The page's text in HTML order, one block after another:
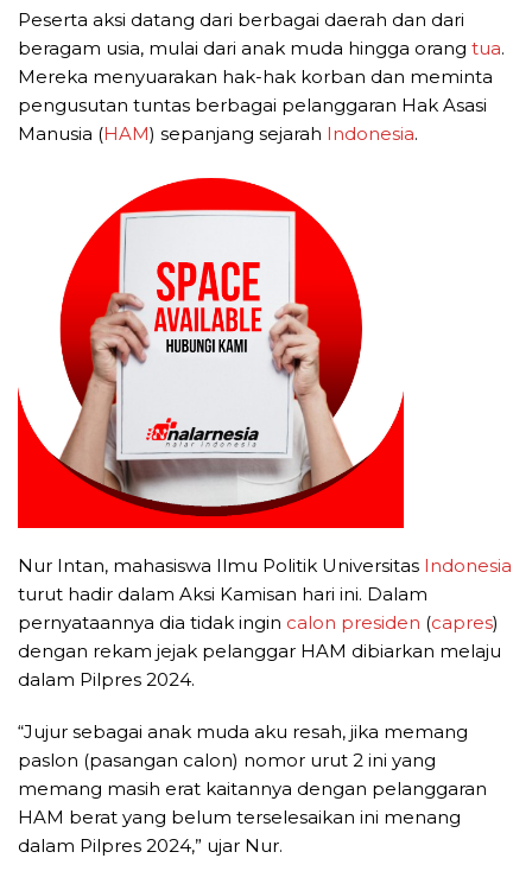
Peserta aksi datang dari berbagai daerah dan dari
beragam usia, mulai dari anak muda hingga orang tua.
Mereka menyuarakan hak-hak korban dan meminta
pengusutan tuntas berbagai pelanggaran Hak Asasi
Manusia (HAM) sepanjang sejarah Indonesia.
Nur Intan, mahasiswa Ilmu Politik Universitas Indonesia
turut hadir dalam Aksi Kamisan hari ini. Dalam
pernyataannya dia tidak ingin calon presiden (capres)
dengan rekam jejak pelanggar HAM dibiarkan melaju
dalam Pilpres 2024.
“Jujur sebagai anak muda aku resah, jika memang
paslon (pasangan calon) nomor urut 2 ini yang
memang masih erat kaitannya dengan pelanggaran
HAM berat yang belum terselesaikan ini menang
dalam Pilpres 2024,” ujar Nur.